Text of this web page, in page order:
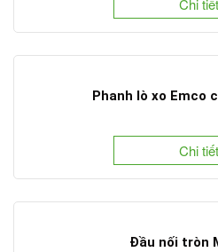
Chi tiết
Phanh lò xo Emco
Chi tiết
Đầu nối tròn